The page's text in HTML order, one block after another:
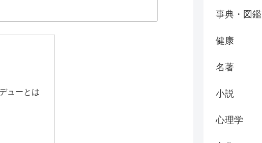
ューとは
事典・図鑑
健康
名著
小説
心理学